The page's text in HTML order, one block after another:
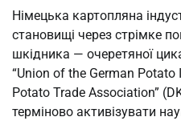
Німецька картопляна
становищі через стрімке
шкідника — очеретяної
“Union of the German Potato
Potato Trade Association”
терміново активізувати